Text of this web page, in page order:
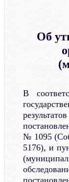
Об
В
№ 1095
5176), и